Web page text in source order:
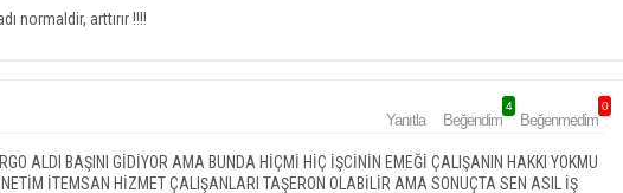
normaldir, arttırır !!!!
Yanıtla Beğendim
4
Beğenmedim
0
ALDI BAŞINI GİDİYOR AMA BUNDA HİÇMİ HİÇ İŞCİNİN EMEĞİ ÇALIŞANIN HAKKI YOKMU
İTEMSAN HİZMET ÇALIŞANLARI TAŞERON OLABİLİR AMA SONUÇTA SEN ASIL İŞ